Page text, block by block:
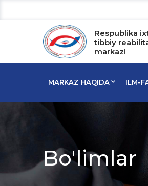
Respublika
tibbiy
markazi
MARKAZ HAQIDA ILM-
Bo'limlar